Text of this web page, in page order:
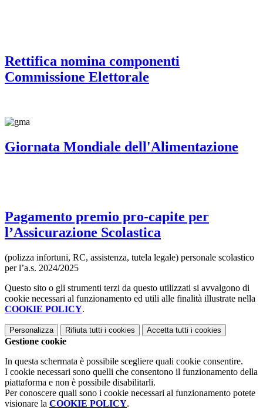
Rettifica nomina componenti
Commissione Elettorale
Giornata Mondiale dell'Alimentazione
Pagamento premio pro-capite per
l’Assicurazione Scolastica
(polizza infortuni, RC, assistenza, tutela legale) personale scolastico
per l’a.s. 2024/2025
Questo sito o gli strumenti terzi da questo utilizzati si avvalgono di
cookie necessari al funzionamento ed utili alle finalità illustrate nella
COOKIE POLICY.
Personalizza Rifiuta tutti i cookies Accetta tutti i cookies
Gestione cookie
In questa schermata è possibile scegliere quali cookie consentire.
I cookie necessari sono quelli che consentono il funzionamento della
piattaforma e non è possibile disabilitarli.
Per conoscere quali sono i cookie necessari al funzionamento potete
visionare la COOKIE POLICY.